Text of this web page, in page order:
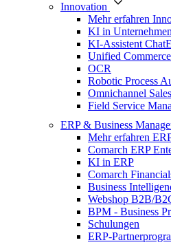
Innovation
Mehr erfahren
KI in Unternehmen
KI-Assistent
Unified
OCR
Robotic Process
Omnichannel
Field Service
ERP & Business
Mehr erfahren
Comarch ERP
KI in ERP
Comarch
Business
Webshop B2B/
BPM - Business
Schulungen
ERP-